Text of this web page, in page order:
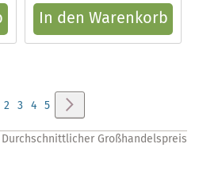
In den Warenkorb
Seite
2 Seite
3 Seite
4 Seite
5
Großhandelspreis